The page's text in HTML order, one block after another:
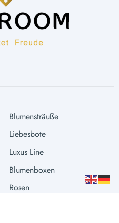
Blumensträuße
Liebesbote
Luxus Line
Blumenboxen
Rosen